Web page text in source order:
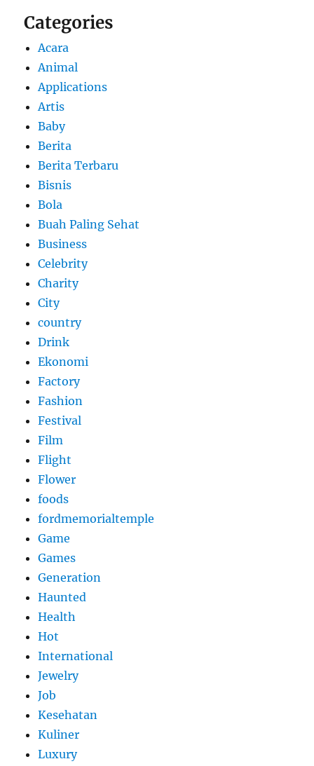
Categories
Acara
Animal
Applications
Artis
Baby
Berita
Berita Terbaru
Bisnis
Bola
Buah Paling Sehat
Business
Celebrity
Charity
City
country
Drink
Ekonomi
Factory
Fashion
Festival
Film
Flight
Flower
foods
fordmemorialtemple
Game
Games
Generation
Haunted
Health
Hot
International
Jewelry
Job
Kesehatan
Kuliner
Luxury